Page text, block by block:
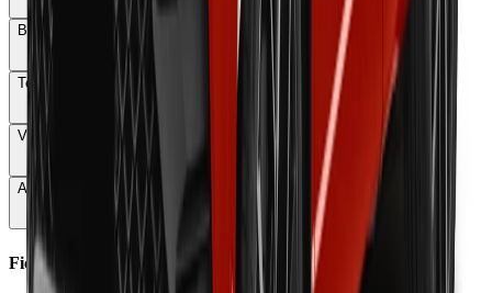
Budget total
Technologie
Vie à bord
Autonomie & Recharge
Fiche Technique